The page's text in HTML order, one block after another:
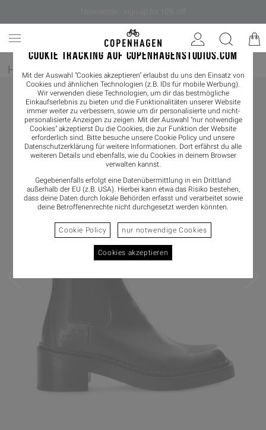
COOKIE TRACKING AUF COPENHAGENSTUDIOS.COM
Mit der Auswahl "Cookies akzeptieren" erlaubst du uns den Einsatz von
Cookies und ähnlichen Technologien (z.B. IDs für mobile Werbung).
Wir verwenden diese Technologien, um dir das bestmögliche
Einkaufserlebnis zu bieten und die Funktionalitäten unserer Website
immer weiter zu verbessern, sowie um dir personalisierte und nicht-
personalisierte Anzeigen zu zeigen. Mit der Auswahl "nur notwendige
Cookies" akzeptierst Du die Cookies, die zur Funktion der Website
erforderlich sind. Bitte besuche unsere Cookie Policy und unsere
Datenschutzerklärung für weitere Informationen. Dort erfährst du alle
weiteren Details und ebenfalls, wie du Cookies in deinem Browser
verwalten kannst.
Gegebenenfalls erfolgt eine Datenübermittlung in ein Drittland
außerhalb der EU (z.B. USA). Hierbei kann etwa das Risiko bestehen,
dass deine Daten durch lokale Behörden erfasst und verarbeitet sowie
deine Betroffenenrechte nicht durchgesetzt werden könnten.
Cookie Policy nur notwendige Cookies
Cookies akzeptieren
Home / Damen/ Boots Chelseaboot